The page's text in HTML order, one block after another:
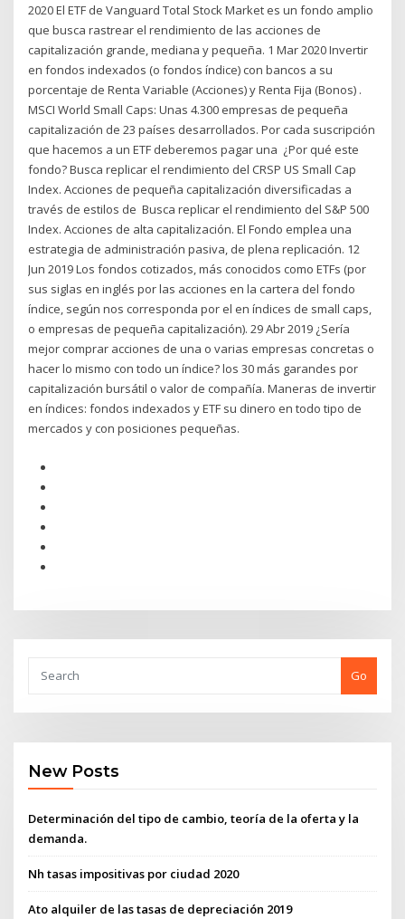
2020 El ETF de Vanguard Total Stock Market es un fondo amplio
que busca rastrear el rendimiento de las acciones de
capitalización grande, mediana y pequeña. 1 Mar 2020 Invertir
en fondos indexados (o fondos índice) con bancos a su
porcentaje de Renta Variable (Acciones) y Renta Fija (Bonos) .
MSCI World Small Caps: Unas 4.300 empresas de pequeña
capitalización de 23 países desarrollados. Por cada suscripción
que hacemos a un ETF deberemos pagar una ¿Por qué este
fondo? Busca replicar el rendimiento del CRSP US Small Cap
Index. Acciones de pequeña capitalización diversificadas a
través de estilos de Busca replicar el rendimiento del S&P 500
Index. Acciones de alta capitalización. El Fondo emplea una
estrategia de administración pasiva, de plena replicación. 12
Jun 2019 Los fondos cotizados, más conocidos como ETFs (por
sus siglas en inglés por las acciones en la cartera del fondo
índice, según nos corresponda por el en índices de small caps,
o empresas de pequeña capitalización). 29 Abr 2019 ¿Sería
mejor comprar acciones de una o varias empresas concretas o
hacer lo mismo con todo un índice? los 30 más garandes por
capitalización bursátil o valor de compañía. Maneras de invertir
en índices: fondos indexados y ETF su dinero en todo tipo de
mercados y con posiciones pequeñas.
Go
New Posts
Determinación del tipo de cambio, teoría de la oferta y la
demanda.
Nh tasas impositivas por ciudad 2020
Ato alquiler de las tasas de depreciación 2019